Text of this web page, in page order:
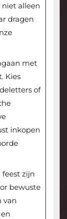
niet alleen
dragen
met
Kies
of
inkopen
feest zijn
bewuste
van